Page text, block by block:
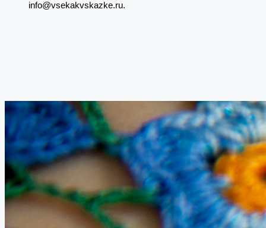
info@vsekakvskazke.ru.